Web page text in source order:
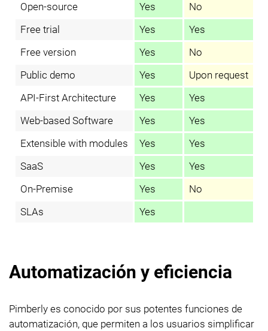
Open-source Yes
No
Free trial
Yes
Yes
Free version
Yes
No
Public demo
Yes
Upon request
API-First Architecture
Yes
Yes
Web-based Software
Yes
Yes
Extensible with modules
Yes
Yes
SaaS
Yes
Yes
On-Premise
Yes
No
SLAs
Yes
Automatización y eficiencia
Pimberly es conocido por sus potentes funciones de
automatización, que permiten a los usuarios simplificar